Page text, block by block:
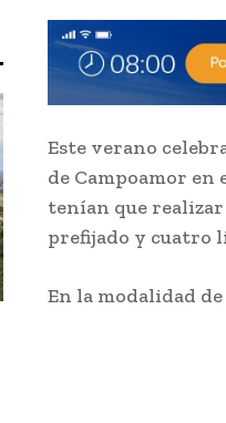
Este verano
de Campoamor
tenían que
prefijado y cuatro
En la modalidad